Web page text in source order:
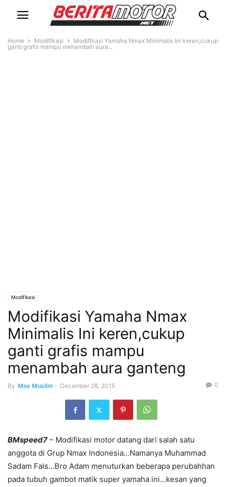
Home Modifikasi
Modifikasi Yamaha Nmax Minimalis Ini keren,cukup
ganti grafis mampu menambah aura...
Modifikasi
Modifikasi Yamaha Nmax
Minimalis Ini keren,cukup
ganti grafis mampu
menambah aura ganteng
By Mas Muslim - December 28, 2015 0
BMspeed7– Modifikasi motor datang dari salah satu
anggota di Grup Nmax Indonesia…Namanya Muhammad
Sadam Fals…Bro Adam menuturkan beberapa perubahhan
pada tubuh gambot matik super yamaha ini…kesan yang